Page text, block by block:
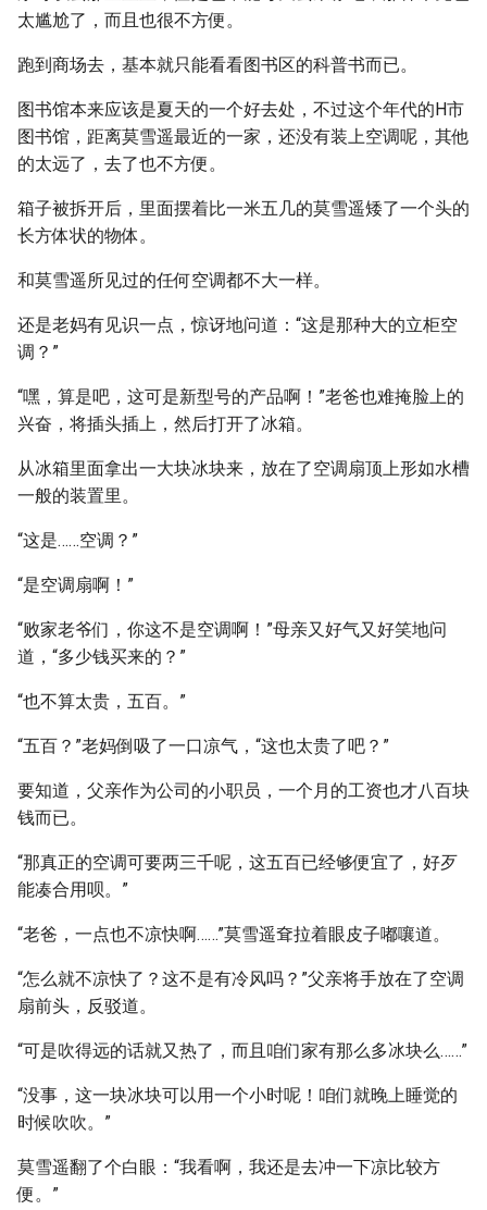
太尴尬了，而且也很不方便。
跑到商场去，基本就只能看看图书区的科普书而已。
图书馆本来应该是夏天的一个好去处，不过这个年代的H市
图书馆，距离莫雪遥最近的一家，还没有装上空调呢，其他
的太远了，去了也不方便。
箱子被拆开后，里面摆着比一米五几的莫雪遥矮了一个头的
长方体状的物体。
和莫雪遥所见过的任何空调都不大一样。
还是老妈有见识一点，惊讶地问道：“这是那种大的立柜空
调？”
“嘿，算是吧，这可是新型号的产品啊！”老爸也难掩脸上的
兴奋，将插头插上，然后打开了冰箱。
从冰箱里面拿出一大块冰块来，放在了空调扇顶上形如水槽
一般的装置里。
“这是……空调？”
“是空调扇啊！”
“败家老爷们，你这不是空调啊！”母亲又好气又好笑地问
道，“多少钱买来的？”
“也不算太贵，五百。”
“五百？”老妈倒吸了一口凉气，“这也太贵了吧？”
要知道，父亲作为公司的小职员，一个月的工资也才八百块
钱而已。
“那真正的空调可要两三千呢，这五百已经够便宜了，好歹
能凑合用呗。”
“老爸，一点也不凉快啊……”莫雪遥耷拉着眼皮子嘟嚷道。
“怎么就不凉快了？这不是有冷风吗？”父亲将手放在了空调
扇前头，反驳道。
“可是吹得远的话就又热了，而且咱们家有那么多冰块么……”
“没事，这一块冰块可以用一个小时呢！咱们就晚上睡觉的
时候吹吹。”
莫雪遥翻了个白眼：“我看啊，我还是去冲一下凉比较方
便。”